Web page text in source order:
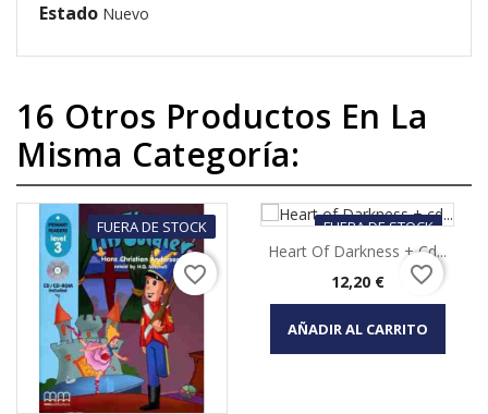
Estado Nuevo
16 Otros Productos En La
Misma Categoría:
FUERA DE STOCK
favorite_border
FUERA DE STOCK
Heart Of Darkness + Cd...
Precio
12,20 €
AÑADIR AL CARRITO
favorite_border